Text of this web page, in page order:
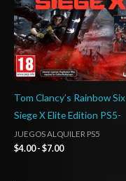
Tom Clancy’s Rainbow Six
Siege X Elite Edition PS5-
JUEGOS ALQUILER PS5
$4.00 - $7.00